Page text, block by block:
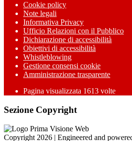
Cookie policy
Note legali
Informativa Privacy
Ufficio Relazioni con il Pubblico
Dichiarazione di accessibilità
Obiettivi di accessibilità
Whistleblowing
Gestione consensi cookie
Amministrazione trasparente
Pagina visualizzata 1613 volte
Sezione Copyright
Copyright 2026 | Engineered and